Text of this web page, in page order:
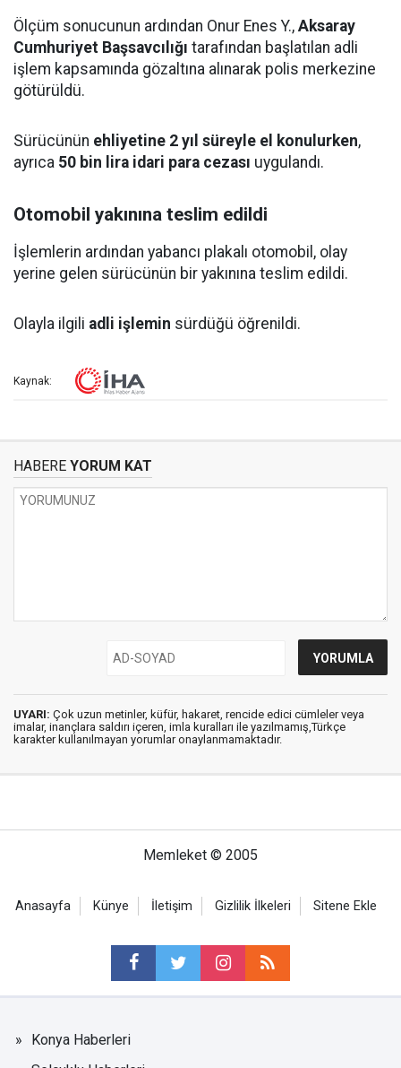
Ölçüm sonucunun ardından Onur Enes Y., Aksaray
Cumhuriyet Başsavcılığı tarafından başlatılan adli
işlem kapsamında gözaltına alınarak polis merkezine
götürüldü.
Sürücünün ehliyetine 2 yıl süreyle el konulurken,
ayrıca 50 bin lira idari para cezası uygulandı.
Otomobil yakınına teslim edildi
İşlemlerin ardından yabancı plakalı otomobil, olay
yerine gelen sürücünün bir yakınına teslim edildi.
Olayla ilgili adli işlemin sürdüğü öğrenildi.
Kaynak:
HABERE YORUM KAT
UYARI: Çok uzun metinler, küfür, hakaret, rencide edici cümleler veya
imalar, inançlara saldırı içeren, imla kuralları ile yazılmamış,Türkçe
karakter kullanılmayan yorumlar onaylanmamaktadır.
Memleket © 2005
Anasayfa Künye İletişim Gizlilik İlkeleri Sitene Ekle
Konya Haberleri